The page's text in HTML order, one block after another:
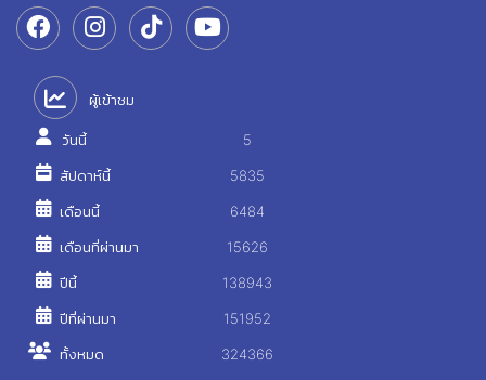
ผู้เข้าชม
วันนี้ 5
สัปดาห์นี้ 5835
เดือนนี้ 6484
เดือนที่ผ่านมา 15626
ปีนี้ 138943
ปีที่ผ่านมา 151952
ทั้งหมด 324366